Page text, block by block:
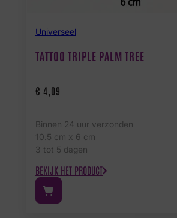
Universeel
TATTOO TRIPLE PALM TREE
€ 4,09
Binnen 24 uur verzonden
10.5 cm x 6 cm
3 tot 5 dagen
BEKIJK HET PRODUCT